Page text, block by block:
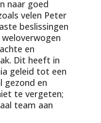
naar goed
velen Peter
beslissingen
en
Dit heeft in
geleid tot een
gezond en
te vergeten;
team aan